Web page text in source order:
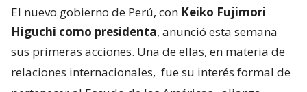
El nuevo gobierno de Perú, con Keiko Fujimori
Higuchi como presidenta, anunció esta semana
sus primeras acciones. Una de ellas, en materia de
relaciones internacionales, fue su interés formal de